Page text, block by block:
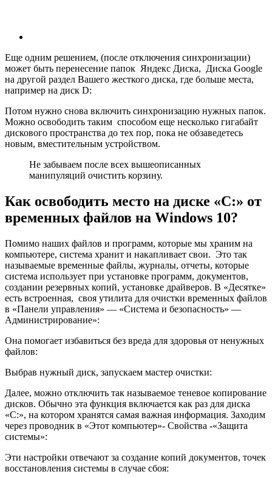
Еще одним решением, (после отключения синхронизации)
может быть перенесение папок Яндекс Диска, Диска Google
на другой раздел Вашего жесткого диска, где больше места,
например на диск D:
Потом нужно снова включить синхронизацию нужных папок.
Можно освободить таким способом еще несколько гигабайт
дискового пространства до тех пор, пока не обзаведетесь
новым, вместительным устройством.
Не забываем после всех вышеописанных
манипуляций очистить корзину.
Как освободить место на диске «С:» от
временных файлов на Windows 10?
Помимо наших файлов и программ, которые мы храним на
компьютере, система хранит и накапливает свои. Это так
называемые временные файлы, журналы, отчеты, которые
система использует при установке программ, документов,
создании резервных копий, установке драйверов. В «Десятке»
есть встроенная, своя утилита для очистки временных файлов
в «Панели управления» — «Система и безопасность» —
Администрирование»:
Она помогает избавиться без вреда для здоровья от ненужных
файлов:
Выбрав нужный диск, запускаем мастер очистки:
Далее, можно отключить так называемое теневое копирование
дисков. Обычно эта функция включается как раз для диска
«С:», на котором хранятся самая важная информация. Заходим
через проводник в «Этот компьютер»- Свойства -«Защита
системы»:
Эти настройки отвечают за создание копий документов, точек
восстановления системы в случае сбоя: